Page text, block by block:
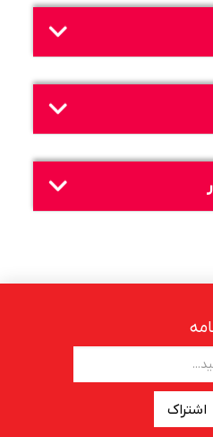
اشتراک